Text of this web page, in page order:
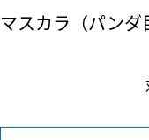
マスカラ（パン